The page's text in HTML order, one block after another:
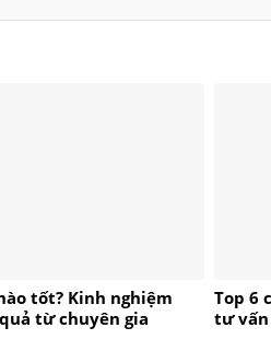
tốt? Kinh nghiệm
từ chuyên gia
Top 6
tư vấn